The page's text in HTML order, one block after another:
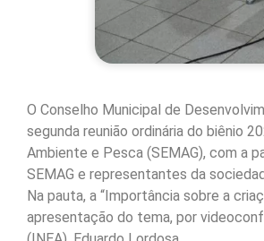
O Conselho Municipal de
segunda reunião ordinária do biênio
Ambiente e Pesca (SEMAG), com a
SEMAG e representantes da
Na pauta, a “Importância sobre a
apresentação do tema, por